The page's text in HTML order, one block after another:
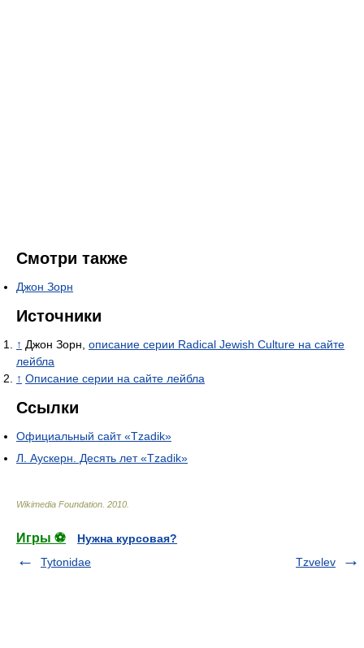
Смотри также
Джон Зорн
Источники
↑ Джон Зорн, описание серии Radical Jewish Culture на сайте
лейбла
↑ Описание серии на сайте лейбла
Ссылки
Официальный сайт «Tzadik»
Л. Аускерн. Десять лет «Tzadik»
Wikimedia Foundation 2010
Игры ⚽
Нужна курсовая?
Tytonidae
Tzvelev